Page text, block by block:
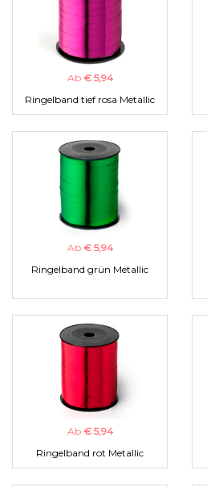
Ab € 5,94
Ringelband tief rosa Metallic
Ab € 5,94
Ringelband grün Metallic
Ab € 5,94
Ringelband rot Metallic